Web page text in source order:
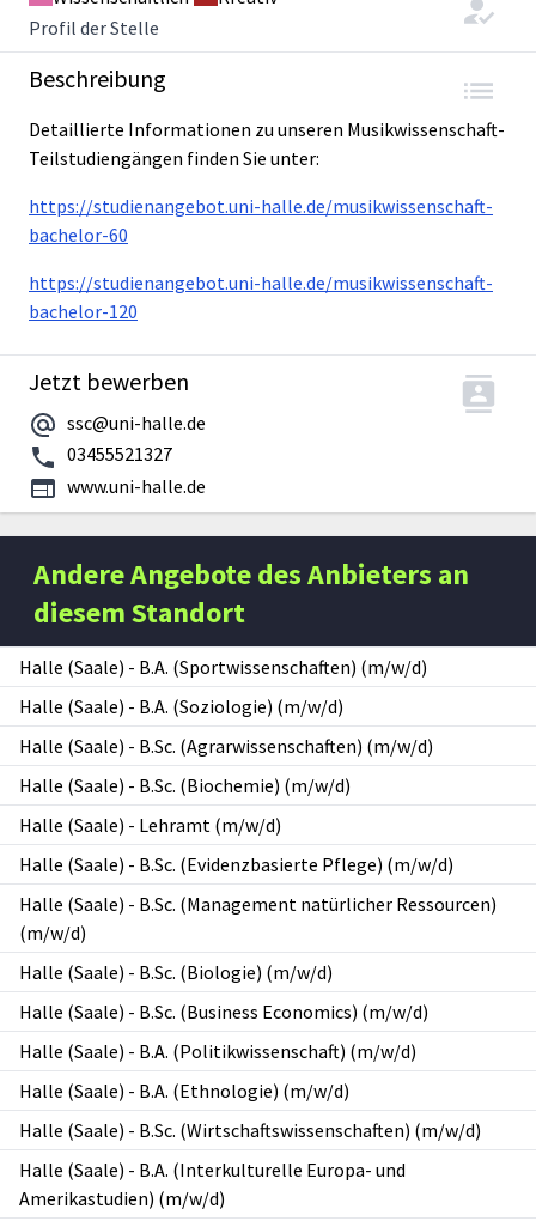
Profil der Stelle
Beschreibung
Detaillierte Informationen zu unseren Musikwissenschaft-
Teilstudiengängen finden Sie unter:
https://studienangebot.uni-halle.de/musikwissenschaft-
bachelor-60
https://studienangebot.uni-halle.de/musikwissenschaft-
bachelor-120
Jetzt bewerben
ssc@uni-halle.de
03455521327
www.uni-halle.de
Andere Angebote des Anbieters an
diesem Standort
Halle (Saale) - B.A. (Sportwissenschaften) (m/w/d)
Halle (Saale) - B.A. (Soziologie) (m/w/d)
Halle (Saale) - B.Sc. (Agrarwissenschaften) (m/w/d)
Halle (Saale) - B.Sc. (Biochemie) (m/w/d)
Halle (Saale) - Lehramt (m/w/d)
Halle (Saale) - B.Sc. (Evidenzbasierte Pflege) (m/w/d)
Halle (Saale) - B.Sc. (Management natürlicher Ressourcen)
(m/w/d)
Halle (Saale) - B.Sc. (Biologie) (m/w/d)
Halle (Saale) - B.Sc. (Business Economics) (m/w/d)
Halle (Saale) - B.A. (Politikwissenschaft) (m/w/d)
Halle (Saale) - B.A. (Ethnologie) (m/w/d)
Halle (Saale) - B.Sc. (Wirtschaftswissenschaften) (m/w/d)
Halle (Saale) - B.A. (Interkulturelle Europa- und
Amerikastudien) (m/w/d)